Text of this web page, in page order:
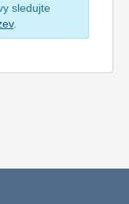
sledujte
.